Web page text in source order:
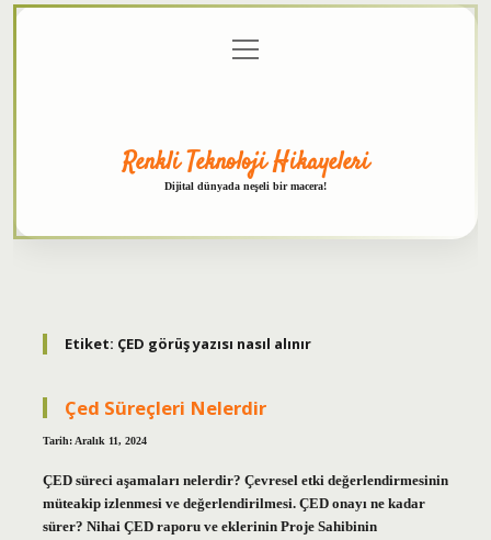
menüyü
aç
Renkli Teknoloji Hikayeleri
Dijital dünyada neşeli bir macera!
Etiket: ÇED görüş yazısı nasıl alınır
Çed Süreçleri Nelerdir
Tarih: Aralık 11, 2024
ÇED süreci aşamaları nelerdir? Çevresel etki değerlendirmesinin
müteakip izlenmesi ve değerlendirilmesi. ÇED onayı ne kadar
sürer? Nihai ÇED raporu ve eklerinin Proje Sahibinin